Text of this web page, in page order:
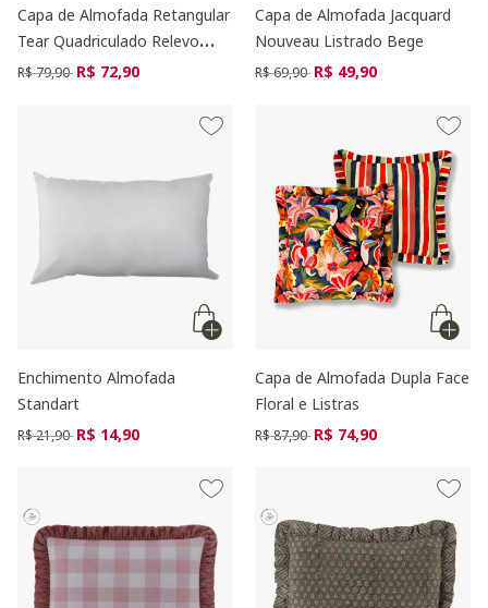
Capa de Almofada Retangular
Tear Quadriculado Relevo
Verde
Preço reduzido de
R$ 79,90 para
R$ 72,90
Capa de Almofada Jacquard
Nouveau Listrado Bege
Preço reduzido de
R$ 69,90 para
R$ 49,90
Enchimento Almofada
Standart
Preço reduzido de
R$ 21,90 para
R$ 14,90
Capa de Almofada Dupla Face
Floral e Listras
Preço reduzido de
R$ 87,90 para
R$ 74,90